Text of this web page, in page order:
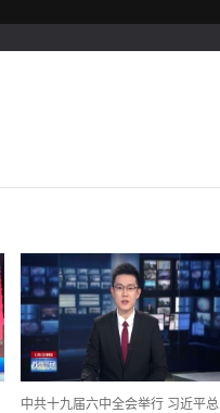
中共十九届六中全会举行 习近平总